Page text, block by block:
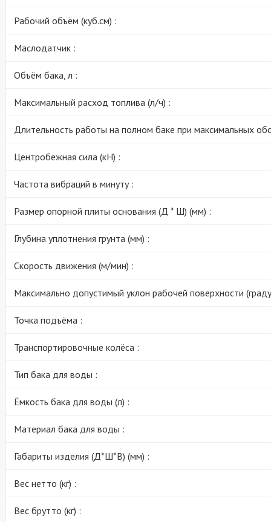
Рабочий объём (куб.см) :
Маслодатчик :
Объём бака, л :
Максимальный расход топлива (л/ч) :
Длительность работы на полном баке при максимальных
Центробежная сила (кН) :
Частота вибраций в минуту :
Размер опорной плиты основания (Д * Ш) (мм) :
Глубина уплотнения грунта (мм) :
Скорость движения (м/мин) :
Максимально допустимый уклон рабочей поверхности
Точка подъёма :
Транспортировочные колёса :
Тип бака для воды :
Ёмкость бака для воды (л) :
Материал бака для воды :
Габариты изделия (Д*Ш*В) (мм) :
Вес нетто (кг) :
Вес брутто (кг) :